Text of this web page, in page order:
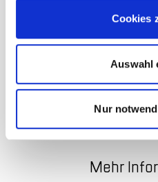
Cookies
Auswahl
Nur
Sohle:Vibram® AW
Gewicht 1250g
Mehr